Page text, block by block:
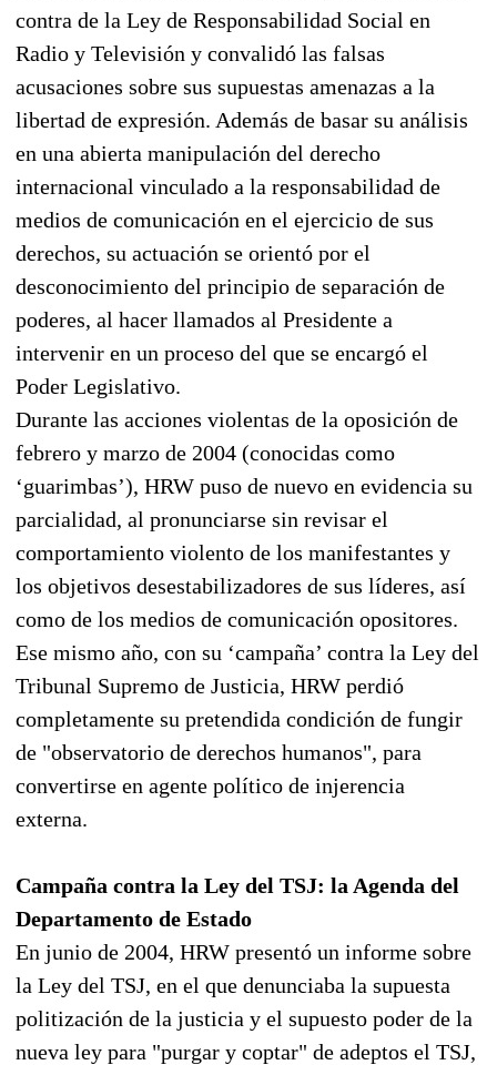
contra de la Ley de Responsabilidad Social en
Radio y Televisión y convalidó las falsas
acusaciones sobre sus supuestas amenazas a la
libertad de expresión. Además de basar su análisis
en una abierta manipulación del derecho
internacional vinculado a la responsabilidad de
medios de comunicación en el ejercicio de sus
derechos, su actuación se orientó por el
desconocimiento del principio de separación de
poderes, al hacer llamados al Presidente a
intervenir en un proceso del que se encargó el
Poder Legislativo.
Durante las acciones violentas de la oposición de
febrero y marzo de 2004 (conocidas como
‘guarimbas’), HRW puso de nuevo en evidencia su
parcialidad, al pronunciarse sin revisar el
comportamiento violento de los manifestantes y
los objetivos desestabilizadores de sus líderes, así
como de los medios de comunicación opositores.
Ese mismo año, con su ‘campaña’ contra la Ley del
Tribunal Supremo de Justicia, HRW perdió
completamente su pretendida condición de fungir
de "observatorio de derechos humanos", para
convertirse en agente político de injerencia
externa.
Campaña contra la Ley del TSJ: la Agenda del
Departamento de Estado
En junio de 2004, HRW presentó un informe sobre
la Ley del TSJ, en el que denunciaba la supuesta
politización de la justicia y el supuesto poder de la
nueva ley para "purgar y coptar" de adeptos el TSJ,